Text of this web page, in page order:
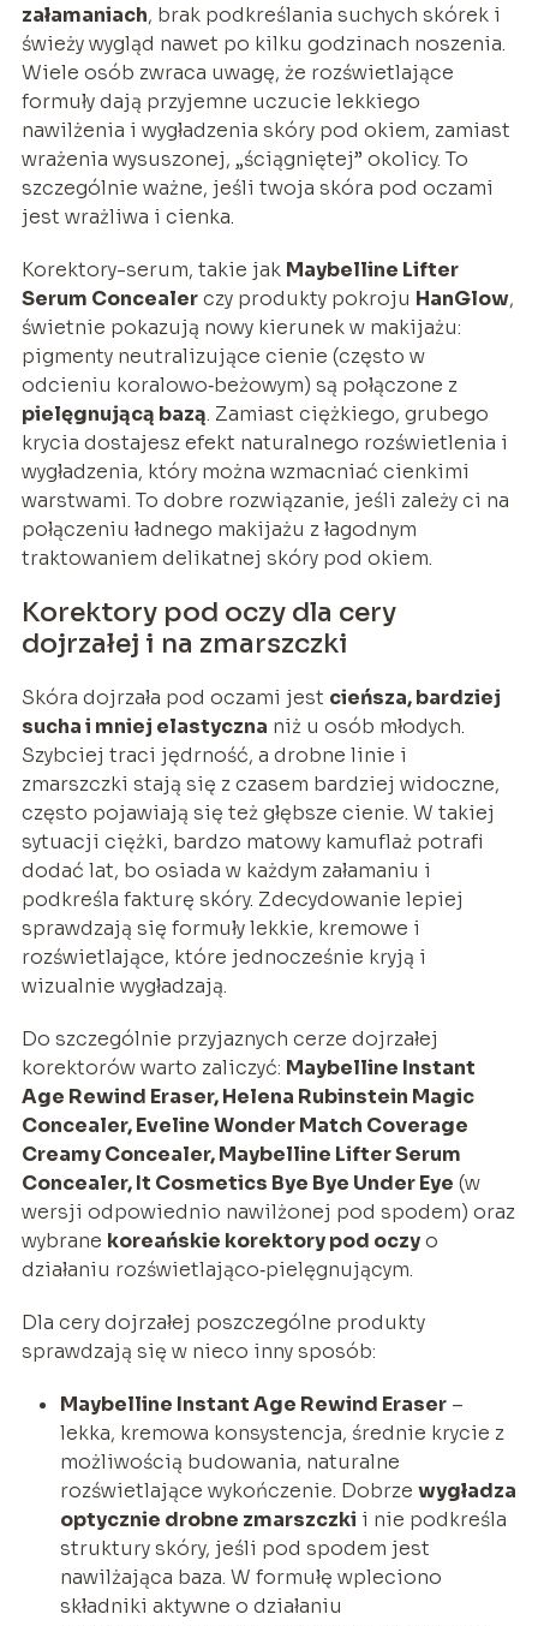
załamaniach, brak podkreślania suchych skórek i
świeży wygląd nawet po kilku godzinach noszenia.
Wiele osób zwraca uwagę, że rozświetlające
formuły dają przyjemne uczucie lekkiego
nawilżenia i wygładzenia skóry pod okiem, zamiast
wrażenia wysuszonej, „ściągniętej” okolicy. To
szczególnie ważne, jeśli twoja skóra pod oczami
jest wrażliwa i cienka.
Korektory-serum, takie jak Maybelline Lifter
Serum Concealerczy produkty pokroju HanGlow,
świetnie pokazują nowy kierunek w makijażu:
pigmenty neutralizujące cienie (często w
odcieniu koralowo‑beżowym) są połączone z
pielęgnującą bazą. Zamiast ciężkiego, grubego
krycia dostajesz efekt naturalnego rozświetlenia i
wygładzenia, który można wzmacniać cienkimi
warstwami. To dobre rozwiązanie, jeśli zależy ci na
połączeniu ładnego makijażu z łagodnym
traktowaniem delikatnej skóry pod okiem.
Korektory pod oczy dla cery
dojrzałej i na zmarszczki
Skóra dojrzała pod oczami jest cieńsza, bardziej
sucha i mniej elastyczna niż u osób młodych.
Szybciej traci jędrność, a drobne linie i
zmarszczki stają się z czasem bardziej widoczne,
często pojawiają się też głębsze cienie. W takiej
sytuacji ciężki, bardzo matowy kamuflaż potrafi
dodać lat, bo osiada w każdym załamaniu i
podkreśla fakturę skóry. Zdecydowanie lepiej
sprawdzają się formuły lekkie, kremowe i
rozświetlające, które jednocześnie kryją i
wizualnie wygładzają.
Do szczególnie przyjaznych cerze dojrzałej
korektorów warto zaliczyć: Maybelline Instant
Age Rewind Eraser, Helena Rubinstein Magic
Concealer, Eveline Wonder Match Coverage
Creamy Concealer, Maybelline Lifter Serum
Concealer, It Cosmetics Bye Bye Under Eye (w
wersji odpowiednio nawilżonej pod spodem) oraz
wybrane koreańskie korektory pod oczyo
działaniu rozświetlająco‑pielęgnującym.
Dla cery dojrzałej poszczególne produkty
sprawdzają się w nieco inny sposób:
Maybelline Instant Age Rewind Eraser–
lekka, kremowa konsystencja, średnie krycie z
możliwością budowania, naturalne
rozświetlające wykończenie. Dobrze wygładza
optycznie drobne zmarszczki i nie podkreśla
struktury skóry, jeśli pod spodem jest
nawilżająca baza. W formułę wpleciono
składniki aktywne o działaniu